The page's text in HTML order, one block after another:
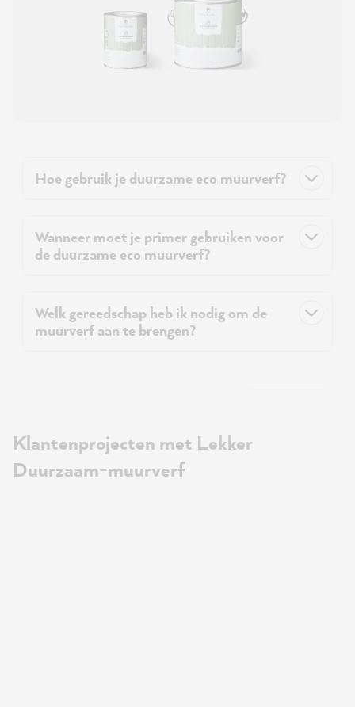
Hoe gebruik je duurzame eco muurverf?
Wanneer moet je primer gebruiken voor
de duurzame eco muurverf?
Welk gereedschap heb ik nodig om de
muurverf aan te brengen?
Klantenprojecten met Lekker
Duurzaam-muurverf